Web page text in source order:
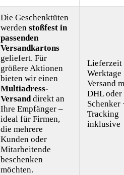
Die Geschenktüten
werden stoßfest in
passenden
Versandkartons
geliefert. Für
größere Aktionen
bieten wir einen
Multiadress-
Versand direkt an
Ihre Empfänger –
ideal für Firmen,
die mehrere
Kunden oder
Mitarbeitende
beschenken
möchten.
Lieferzeit
Werktage
Versand
DHL oder
Schenker
Tracking
inklusive